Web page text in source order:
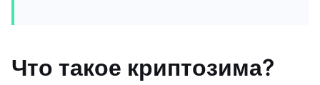
Что такое криптозима?